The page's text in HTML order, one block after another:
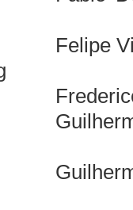
Villela
Lins